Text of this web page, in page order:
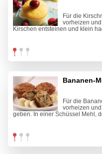
Für die
vorheizen
Kirschen entsteinen und klein
Bananen-
Für die
vorheizen
geben. In einer Schüssel Mehl,